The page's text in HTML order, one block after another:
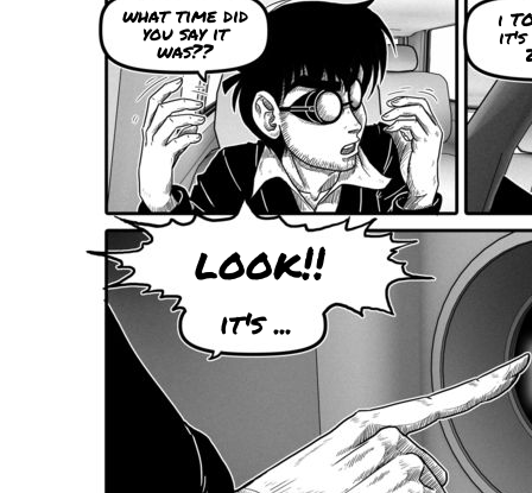
what time did
you say it
was??
i
it's
look!!
it's ...